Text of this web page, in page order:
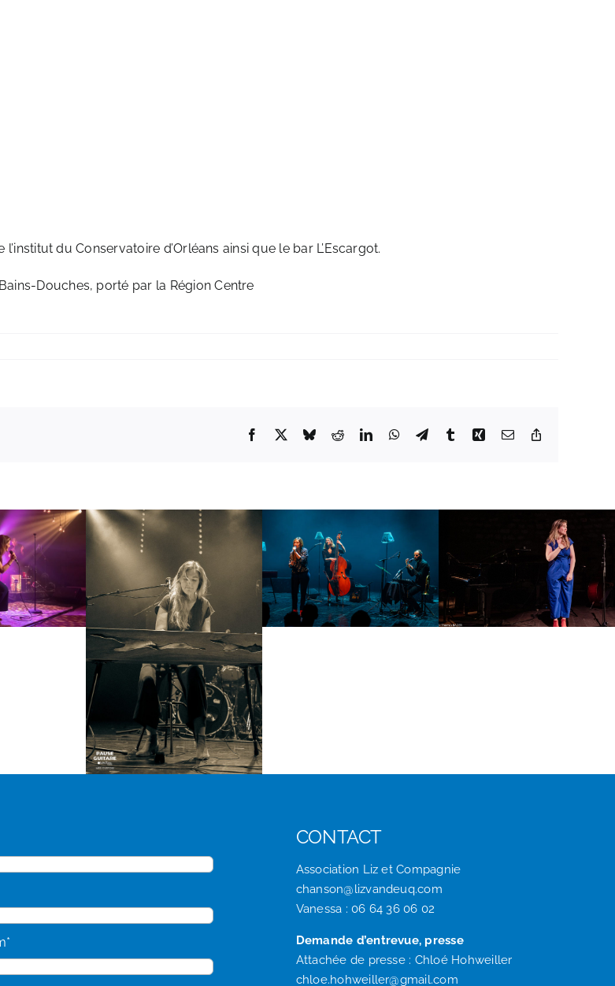
du Conservatoire d’Orléans ainsi que le bar L’Escargot.
Douches, porté par la Région Centre
Facebook
X BlueskyRedditLinkedInWhatsApp
TelegramTumblrXing Email
CONTACT
Association Liz et Compagnie
chanson@lizvandeuq.com
Vanessa : 06 64 36 06 02
Demande d’entrevue, presse
Attachée de presse : Chloé Hohweiller
chloe.hohweiller@gmail.com